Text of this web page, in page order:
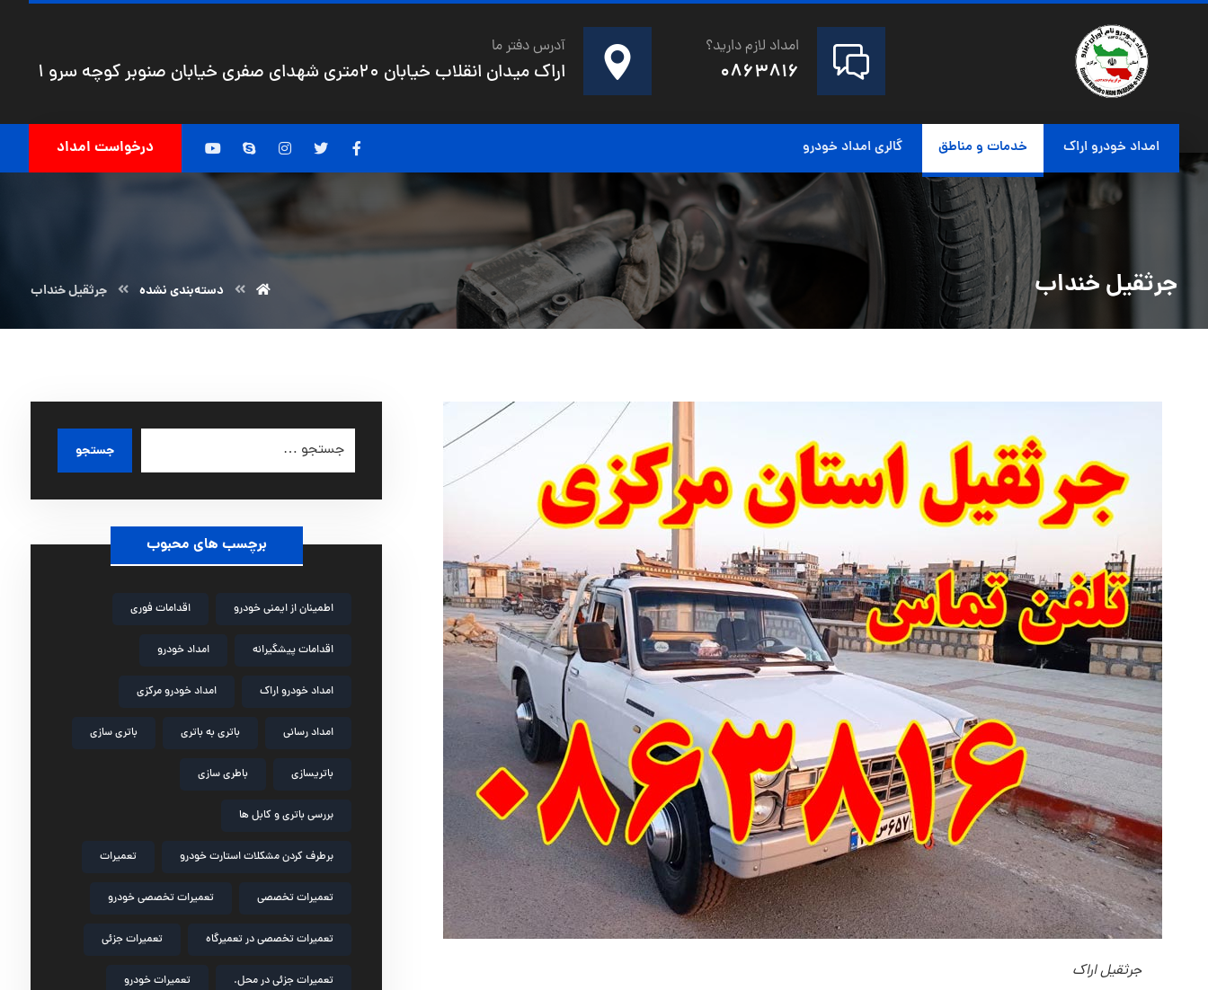
آدرس دفتر ما
اراک میدان انقلاب خیابان 20متری شهدای صفری خیابان صنوبر کوچه سرو 1
امداد لازم دارید؟
0863816
امداد خودرو اراک خدمات و مناطق گالری امداد خودرو درخواست امداد
جرثقیل خنداب دسته‌بندی نشده جرثقیل خنداب
جرثقیل اراک
جستجو
برچسب های محبوب
اطمینان از ایمنی خودرو اقدامات فوری
اقدامات پیشگیرانه امداد خودرو
امداد خودرو اراک امداد خودرو مرکزی
امداد رسانی باتری به باتری باتری سازی
باتریسازی باطری سازی
بررسی باتری و کابل ها
برطرف کردن مشکلات استارت خودرو تعمیرات
تعمیرات تخصصی تعمیرات تخصصی خودرو
تعمیرات تخصصی در تعمیرگاه تعمیرات جزئی
تعمیرات جزئی در محل. تعمیرات خودرو